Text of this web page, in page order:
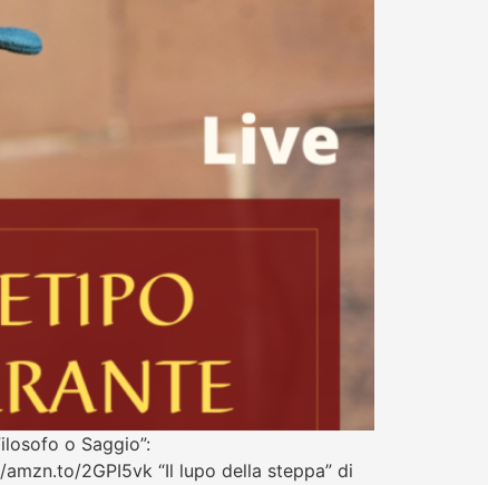
o Saggio”:
2GPI5vk “Il lupo della steppa” di